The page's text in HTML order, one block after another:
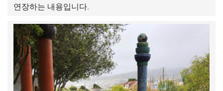
연장하는 내용입니다.